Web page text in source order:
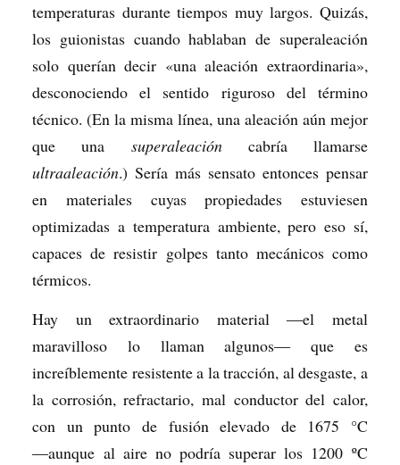
temperaturas durante tiempos muy largos. Quizás,
los guionistas cuando hablaban de superaleación
solo querían decir «una aleación extraordinaria»,
desconociendo el sentido riguroso del término
técnico. (En la misma línea, una aleación aún mejor
que una superaleacióncabría llamarse
ultraaleación.) Sería más sensato entonces pensar
en materiales cuyas propiedades estuviesen
optimizadas a temperatura ambiente, pero eso sí,
capaces de resistir golpes tanto mecánicos como
térmicos.
Hay un extraordinario material ―el metal
maravilloso lo llaman algunos― que es
increíblemente resistente a la tracción, al desgaste, a
la corrosión, refractario, mal conductor del calor,
con un punto de fusión elevado de 1675 °C
―aunque al aire no podría superar los 1200 ºC